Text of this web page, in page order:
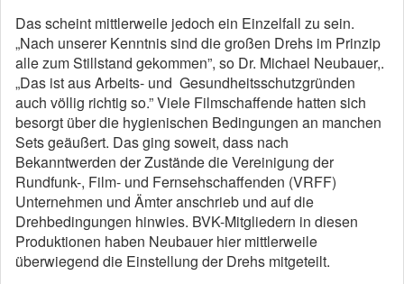
Das scheint mittlerweile jedoch ein Einzelfall zu sein.
„Nach unserer Kenntnis sind die großen Drehs im Prinzip
alle zum Stillstand gekommen”, so Dr. Michael Neubauer,.
„Das ist aus Arbeits- und Gesundheitsschutzgründen
auch völlig richtig so.” Viele Filmschaffende hatten sich
besorgt über die hygienischen Bedingungen an manchen
Sets geäußert. Das ging soweit, dass nach
Bekanntwerden der Zustände die Vereinigung der
Rundfunk-, Film- und Fernsehschaffenden (VRFF)
Unternehmen und Ämter anschrieb und auf die
Drehbedingungen hinwies. BVK-Mitgliedern in diesen
Produktionen haben Neubauer hier mittlerweile
überwiegend die Einstellung der Drehs mitgeteilt.